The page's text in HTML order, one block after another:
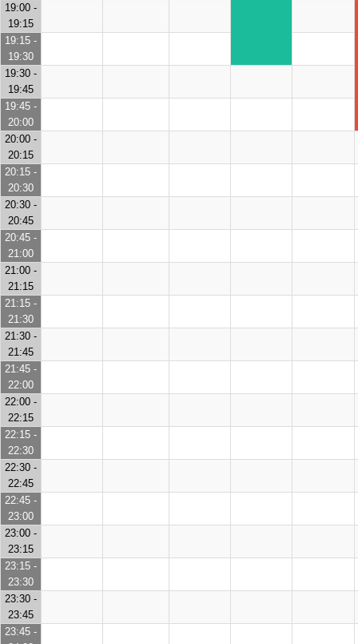
19:00 -
19:15
19:15 -
19:30
19:30 -
19:45
19:45 -
20:00
20:00 -
20:15
20:15 -
20:30
20:30 -
20:45
20:45 -
21:00
21:00 -
21:15
21:15 -
21:30
21:30 -
21:45
21:45 -
22:00
22:00 -
22:15
22:15 -
22:30
22:30 -
22:45
22:45 -
23:00
23:00 -
23:15
23:15 -
23:30
23:30 -
23:45
23:45 -